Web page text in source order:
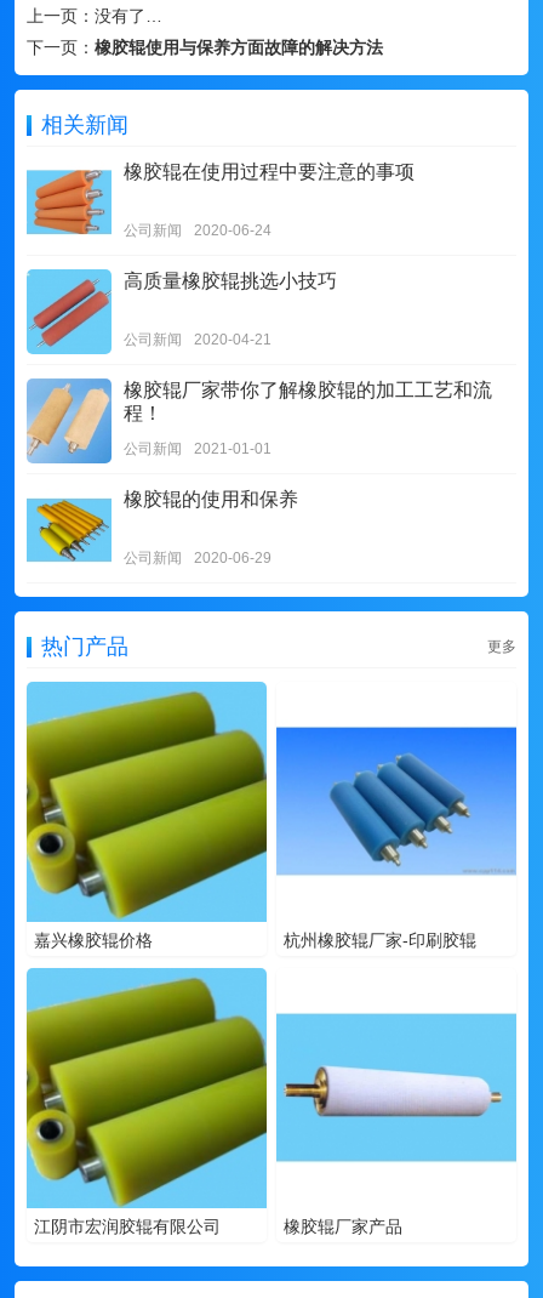
上一页： 没有了…
下一页： 橡胶辊使用与保养方面故障的解决方法
相关新闻
橡胶辊在使用过程中要注意的事项
公司新闻 2020-06-24
高质量橡胶辊挑选小技巧
公司新闻 2020-04-21
橡胶辊厂家带你了解橡胶辊的加工工艺和流
程！
公司新闻 2021-01-01
橡胶辊的使用和保养
公司新闻 2020-06-29
热门产品 更多
嘉兴橡胶辊价格 杭州橡胶辊厂家-印刷胶辊
江阴市宏润胶辊有限公司 橡胶辊厂家产品